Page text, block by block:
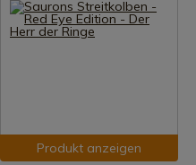
Produkt anzeigen